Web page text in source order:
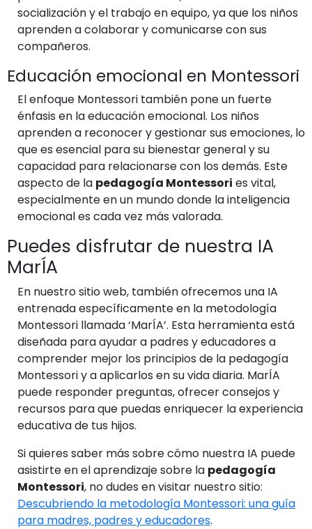
socialización y el trabajo en equipo, ya que los niños
aprenden a colaborar y comunicarse con sus
compañeros.
Educación emocional en Montessori
El enfoque Montessori también pone un fuerte
énfasis en la educación emocional. Los niños
aprenden a reconocer y gestionar sus emociones, lo
que es esencial para su bienestar general y su
capacidad para relacionarse con los demás. Este
aspecto de la pedagogía Montessori es vital,
especialmente en un mundo donde la inteligencia
emocional es cada vez más valorada.
Puedes disfrutar de nuestra IA
MarÍA
En nuestro sitio web, también ofrecemos una IA
entrenada específicamente en la metodología
Montessori llamada ‘MarÍA’. Esta herramienta está
diseñada para ayudar a padres y educadores a
comprender mejor los principios de la pedagogía
Montessori y a aplicarlos en su vida diaria. MarÍA
puede responder preguntas, ofrecer consejos y
recursos para que puedas enriquecer la experiencia
educativa de tus hijos.
Si quieres saber más sobre cómo nuestra IA puede
asistirte en el aprendizaje sobre la pedagogía
Montessori, no dudes en visitar nuestro sitio:
Descubriendo la metodología Montessori: una guía
para madres, padres y educadores.